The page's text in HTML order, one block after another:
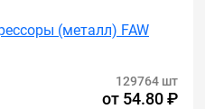
(металл) FAW
129764 шт
от 54.80 ₽